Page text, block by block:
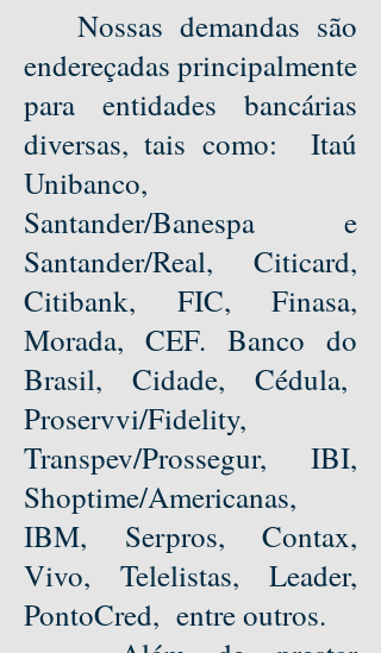
Nossas demandas são
endereçadas principalmente
para entidades bancárias
diversas, tais como: Itaú
Unibanco,
Santander/Banespa e
Santander/Real, Citicard,
Citibank, FIC, Finasa,
Morada, CEF. Banco do
Brasil, Cidade, Cédula,
Proservvi/Fidelity,
Transpev/Prossegur, IBI,
Shoptime/Americanas,
IBM, Serpros, Contax,
Vivo, Telelistas, Leader,
PontoCred, entre outros.